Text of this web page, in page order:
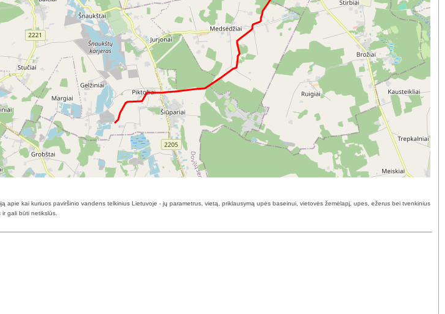
apie kai kuriuos paviršinio vandens telkinius Lietuvoje - jų parametrus, vietą, priklausymą upės baseinui, vietovės žemėlapį, upes, ežerus bei tvenkinius
gali būti netikslūs.